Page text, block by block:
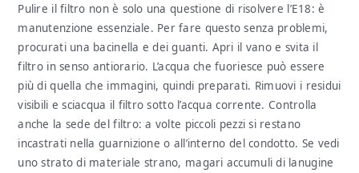
Pulire il filtro non è solo una questione di risolvere l’E18: è
manutenzione essenziale. Per fare questo senza problemi,
procurati una bacinella e dei guanti. Apri il vano e svita il
filtro in senso antiorario. L’acqua che fuoriesce può essere
più di quella che immagini, quindi preparati. Rimuovi i residui
visibili e sciacqua il filtro sotto l’acqua corrente. Controlla
anche la sede del filtro: a volte piccoli pezzi si restano
incastrati nella guarnizione o all’interno del condotto. Se vedi
uno strato di materiale strano, magari accumuli di lanugine